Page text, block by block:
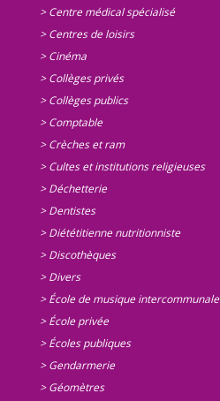
> Centre médical spécialisé
> Centres de loisirs
> Cinéma
> Collèges privés
> Collèges publics
> Comptable
> Crèches et ram
> Cultes et institutions religieuses
> Déchetterie
> Dentistes
> Diététitienne nutritionniste
> Discothèques
> Divers
> École de musique intercommunale
> École privée
> Écoles publiques
> Gendarmerie
> Géomètres